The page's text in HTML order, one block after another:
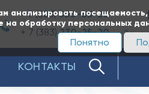
анализировать посещаемость,
на обработку персональных
Понятно
+ 7 (383)350-65-20
+ 7 (383)230-25-20
КОНТАКТЫ